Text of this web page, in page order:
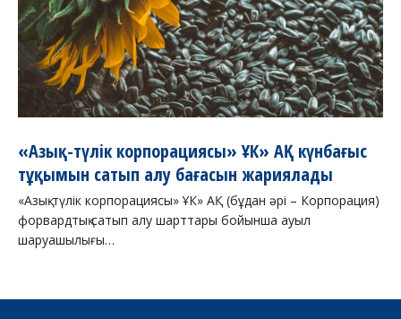
«Азық-түлік корпорациясы» ҰК» АҚ күнбағыс
тұқымын сатып алу бағасын жариялады
«Азық-түлік корпорациясы» ҰК» АҚ (бұдан әрі – Корпорация)
форвардтық сатып алу шарттары бойынша ауыл
шаруашылығы…